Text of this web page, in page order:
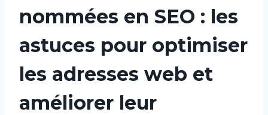
nommées en SEO : les
astuces pour optimiser
les adresses web et
améliorer leur